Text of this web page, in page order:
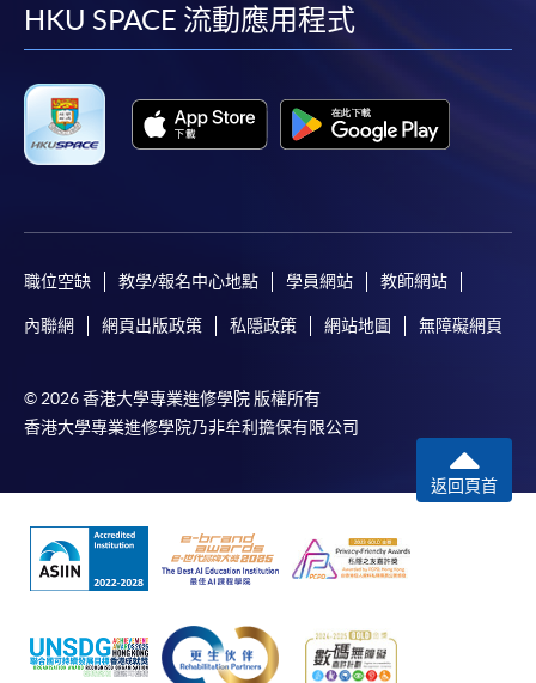
facebook
youtube
linkedin
HKU SPACE 流動應用程式
職位空缺 教學/報名中心地點 學員網站 教師網站
內聯網 網頁出版政策 私隱政策 網站地圖 無障礙網頁
© 2026 香港大學專業進修學院 版權所有
香港大學專業進修學院乃非牟利擔保有限公司
返回頁首